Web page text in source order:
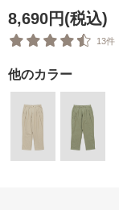
8,690円(税込)
13件
他のカラー